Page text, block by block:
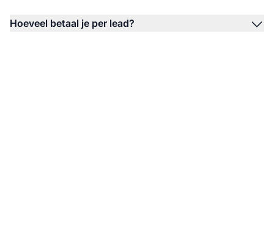
Hoeveel betaal je per lead?